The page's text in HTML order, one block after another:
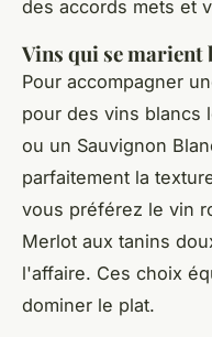
des accords mets et
Vins qui se marient
Pour accompagner
pour des vins blancs
ou un Sauvignon
parfaitement la
vous préférez le vin
Merlot aux tanins
l'affaire. Ces choix
dominer le plat.